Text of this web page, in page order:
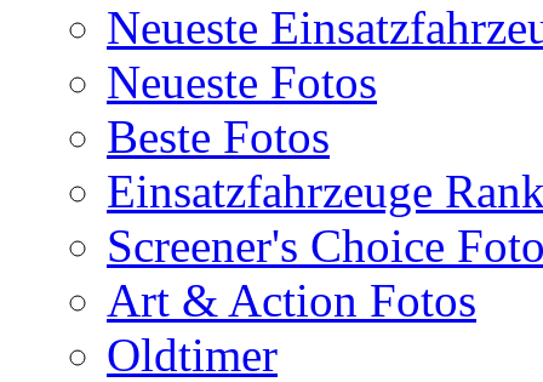
Neueste
Neueste Fotos
Beste Fotos
Einsatzfahrzeuge
Screener's Choice
Art & Action Fotos
Oldtimer